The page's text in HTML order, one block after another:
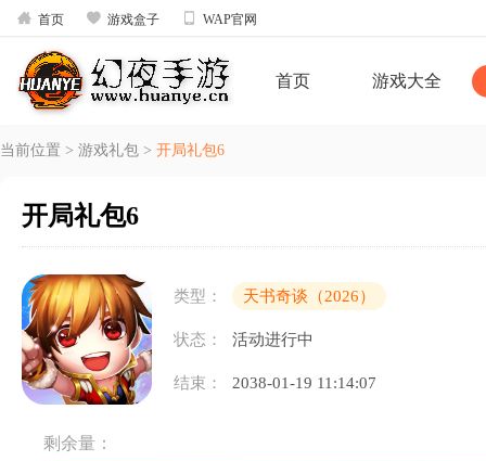
 首页  游戏盒子  WAP官网
首页 游戏大全
当前位置 > 游戏礼包 > 开局礼包6
开局礼包6
类型： 天书奇谈（2026）
状态： 活动进行中
结束： 2038-01-19 11:14:07
剩余量：